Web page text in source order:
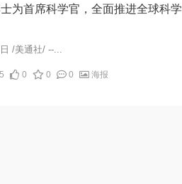
为首席科学官，全面推进全球科学
/美通社/ --...
5 0 0 0 海报